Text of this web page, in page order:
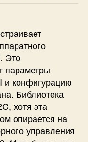
Это
параметры
и конфигурацию
Библиотека
хотя эта
опирается на
управления